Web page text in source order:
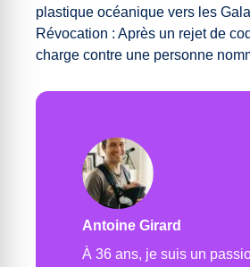
plastique océanique vers les
Révocation : Après un rejet de
charge contre une personne
Antoine Girard
À 36 ans, je suis un